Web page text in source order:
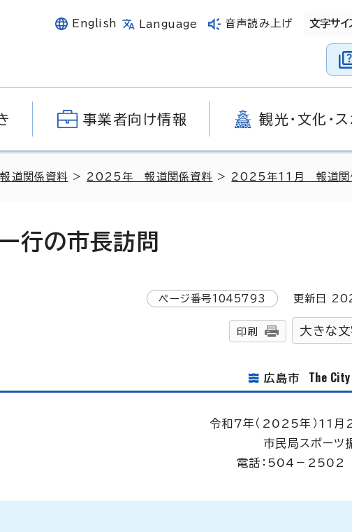
English Language 音声読み上げ 文字サイ
事業者向け情報 観光・文化・
報道関係資料 > 2025年 報道関係資料 > 2025年11月 報道関
の市長訪問
ページ番号1045793 更新日
印刷 大きな
広島市 The
令和7年（2025年）11月
市民局スポーツ
電話：504－2502